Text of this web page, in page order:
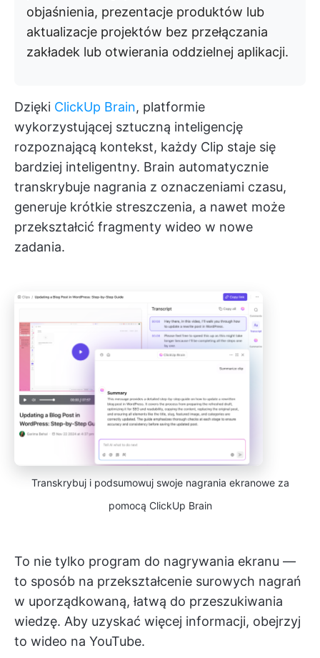
objaśnienia, prezentacje produktów lub
aktualizacje projektów bez przełączania
zakładek lub otwierania oddzielnej aplikacji.
Dzięki ClickUp Brain, platformie
wykorzystującej sztuczną inteligencję
rozpoznającą kontekst, każdy Clip staje się
bardziej inteligentny. Brain automatycznie
transkrybuje nagrania z oznaczeniami czasu,
generuje krótkie streszczenia, a nawet może
przekształcić fragmenty wideo w nowe
zadania.
Transkrybuj i podsumowuj swoje nagrania ekranowe za
pomocą ClickUp Brain
To nie tylko program do nagrywania ekranu —
to sposób na przekształcenie surowych nagrań
w uporządkowaną, łatwą do przeszukiwania
wiedzę. Aby uzyskać więcej informacji, obejrzyj
to wideo na YouTube.